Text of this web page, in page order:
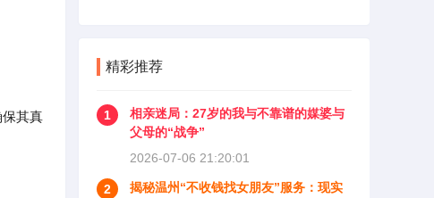
其真
精彩推荐
1
相亲迷局：27岁的我与不靠谱的媒婆与
父母的“战争”
2026-07-06 21:20:01
2
揭秘温州“不收钱找女朋友”服务：现实